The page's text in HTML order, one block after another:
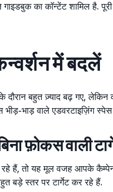
गाइडबुक का कॉन्टेंट शामिल है.
में बदलें
बहुत ज़्याद बढ़ गए, लेकिन
भाड़ वाले एडवरटाइज़िंग
फ़ोकस वाली
हैं, तो यह मूल वजह आपके
बड़े स्तर पर टार्गेट कर रहे हैं.